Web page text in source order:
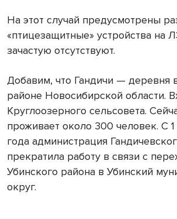
На этот случай предусмотрены
«птицезащитные» устройства на
зачастую отсутствуют.
Добавим, что Гандичи — деревня
районе Новосибирской области.
Круглоозерного сельсовета.
проживает около 300 человек. С
года администрация
прекратила работу в связи с
Убинского района в Убинский
округ.